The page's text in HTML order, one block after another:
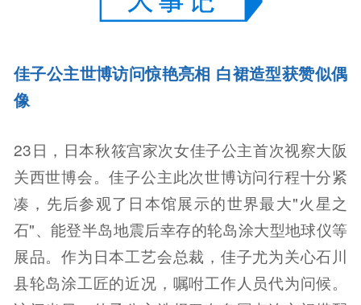
佳子公主世博访问惊艳亮相 白裙造型获赞似偶
像
23日，日本秋筱宫家次女佳子公主首次视察大阪
关西世博会。佳子公主此次世博访问行程十分紧
凑，先后参观了日本馆展示的世界最大"火星之
石"、能登半岛地震后幸存的轮岛涂大型地球仪等
展品。作为日本工艺会总裁，佳子尤为关心石川
县轮岛涂工匠的近况，嘱咐工作人员代为问候。